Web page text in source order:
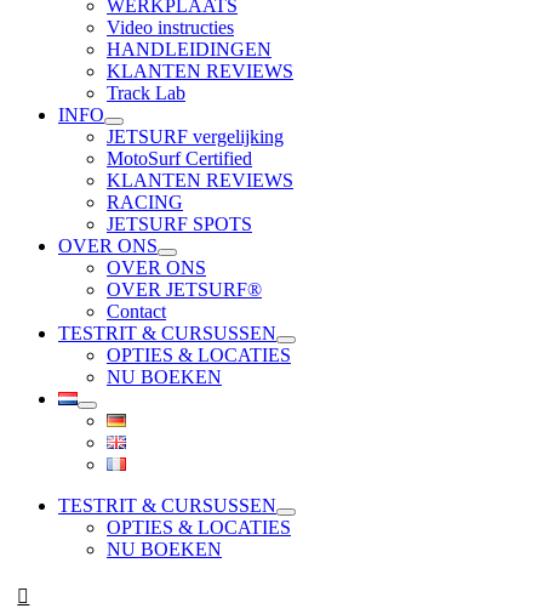
WERKPLAATS
Video instructies
HANDLEIDINGEN
KLANTEN REVIEWS
Track Lab
INFO
JETSURF vergelijking
MotoSurf Certified
KLANTEN REVIEWS
RACING
JETSURF SPOTS
OVER ONS
OVER ONS
OVER JETSURF®
Contact
TESTRIT & CURSUSSEN
OPTIES & LOCATIES
NU BOEKEN
TESTRIT & CURSUSSEN
OPTIES & LOCATIES
NU BOEKEN